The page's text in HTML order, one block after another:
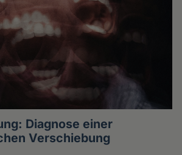
Diagnose einer
Verschiebung